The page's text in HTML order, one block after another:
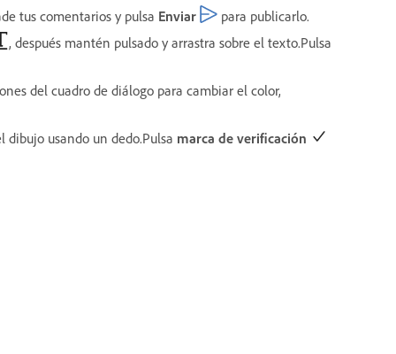
tus comentarios y pulsa Enviar
para publicarlo.
, después mantén pulsado y arrastra sobre el texto.Pulsa
del cuadro de diálogo para cambiar el color,
dibujo usando un dedo.Pulsa marca de verificación